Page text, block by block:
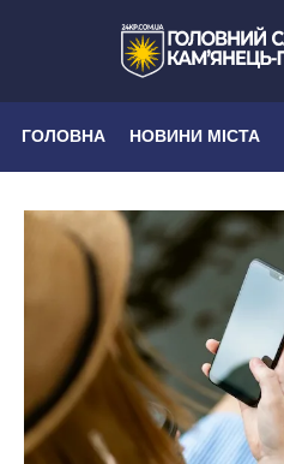
ГОЛОВНА НОВИНИ МІСТА